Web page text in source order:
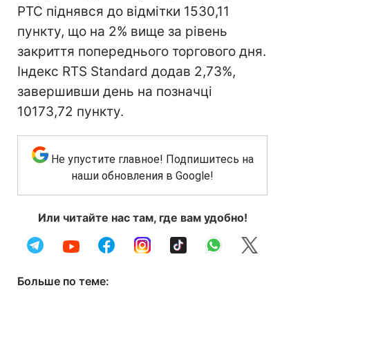
РТС піднявся до відмітки 1530,11
пункту, що на 2% вище за рівень
закриття попереднього торгового дня.
Індекс RTS Standard додав 2,73%,
завершивши день на позначці
10173,72 пункту.
Не упустите главное! Подпишитесь на
наши обновления в Google!
Или читайте нас там, где вам удобно!
Больше по теме: